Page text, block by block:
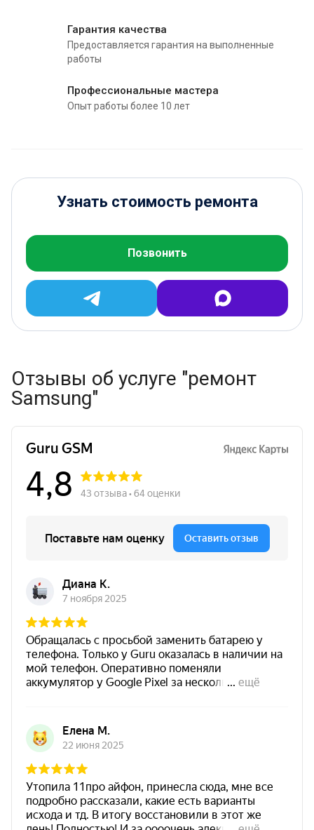
Гарантия качества
Предоставляется гарантия на выполненные
работы
Профессиональные мастера
Опыт работы более 10 лет
Узнать стоимость ремонта
Позвонить
Отзывы об услуге "ремонт
Samsung"